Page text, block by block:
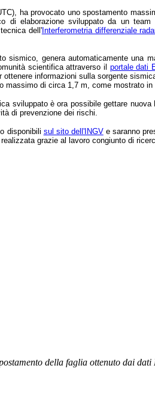
ha provocato uno spostamento
di elaborazione sviluppato da un team
dell'Interferometria differenziale
sismico, genera automaticamente una
scientifica attraverso il portale dati
informazioni sulla sorgente
massimo di circa 1,7 m, come mostrato in
sviluppato è ora possibile gettare
di prevenzione dei rischi.
disponibili sul sito dell'INGVe saranno
realizzata grazie al lavoro congiunto di
della faglia ottenuto dai dati